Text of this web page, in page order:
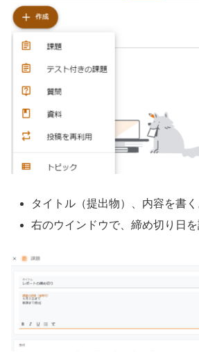
タイトル（提出物）、内容を書く
右のウインドウで、締め切り日を